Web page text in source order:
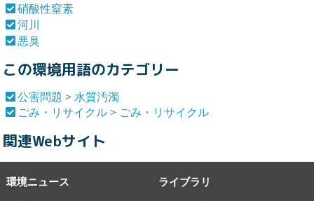
硝酸性窒素
河川
悪臭
この環境用語のカテゴリー
公害問題 > 水質汚濁
ごみ・リサイクル > ごみ・リサイクル
関連Webサイト
環境ニュース ライブラリ